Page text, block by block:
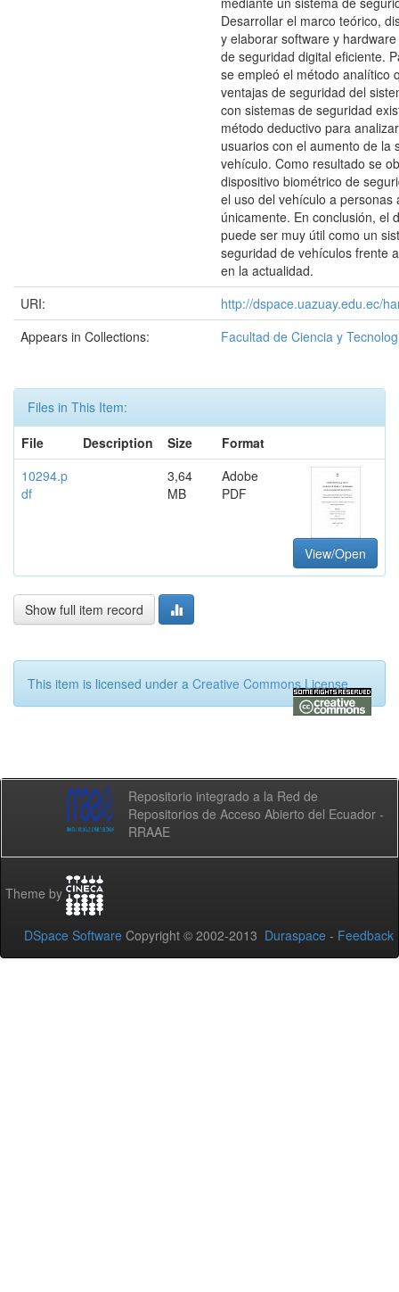
Desarrollar el marco teórico,
y elaborar software y
de seguridad digital eficiente.
se empleó el método analítico
ventajas de seguridad del
con sistemas de seguridad
método deductivo para
usuarios con el aumento de la
vehículo. Como resultado se
dispositivo biométrico de
el uso del vehículo a personas
únicamente. En conclusión, el
puede ser muy útil como un
seguridad de vehículos frente
en la actualidad.
URI:
http://dspace.uazuay.edu.ec/
Appears in Collections:
Facultad de Ciencia y
Files in This Item:
File
Description Size
Format
10294.p
df
3,64
MB
Adobe
PDF
View/Open
Show full item record
This item is licensed under a Creative Commons License
Repositorio integrado a la Red de
Repositorios de Acceso Abierto del Ecuador -
RRAAE
Theme by
DSpace Software Copyright © 2002-2013 Duraspace - Feedback